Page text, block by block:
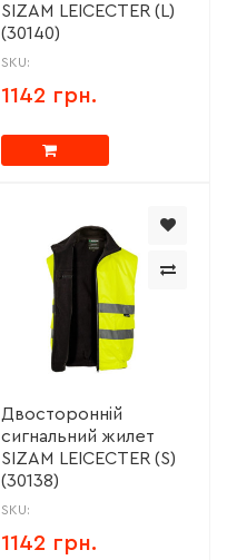
SIZAM LEICECTER (L)
(30140)
SKU:
1142 грн.
Двосторонній
сигнальний жилет
SIZAM LEICECTER (S)
(30138)
SKU:
1142 грн.